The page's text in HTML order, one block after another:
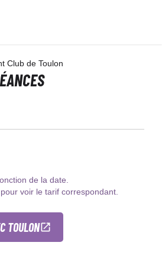
Club de Toulon
de la date.
voir le tarif correspondant.
TOULON